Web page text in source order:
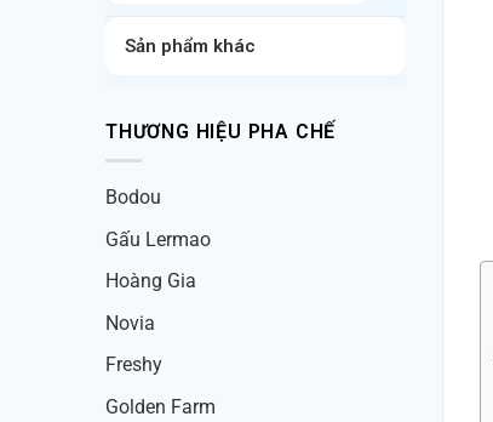
Sản phẩm khác
THƯƠNG HIỆU PHA CHẾ
Bodou
Gấu Lermao
Hoàng Gia
Novia
Freshy
Golden Farm